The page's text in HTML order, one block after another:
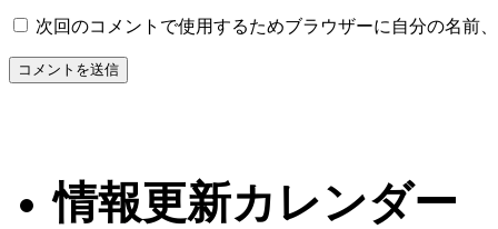
次回のコメントで使用するためブラウザーに自分の名前
情報更新カレンダー